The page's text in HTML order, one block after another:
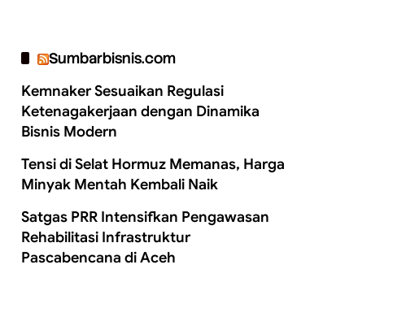
Sumbarbisnis.com
Kemnaker Sesuaikan Regulasi
Ketenagakerjaan dengan Dinamika
Bisnis Modern
Tensi di Selat Hormuz Memanas, Harga
Minyak Mentah Kembali Naik
Satgas PRR Intensifkan Pengawasan
Rehabilitasi Infrastruktur
Pascabencana di Aceh